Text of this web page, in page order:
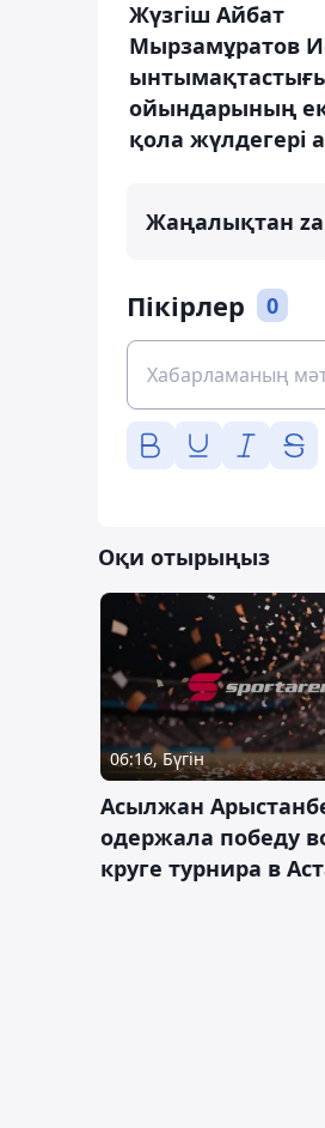
Жүзгіш Айбат
Мырзамұратов
ойындарының
қола жүлдегері
Жаңалықтан
Пікірлер 0
Оқи отырыңыз
06:16, Бүгін
Асылжан
одержала победу
круге турнира в